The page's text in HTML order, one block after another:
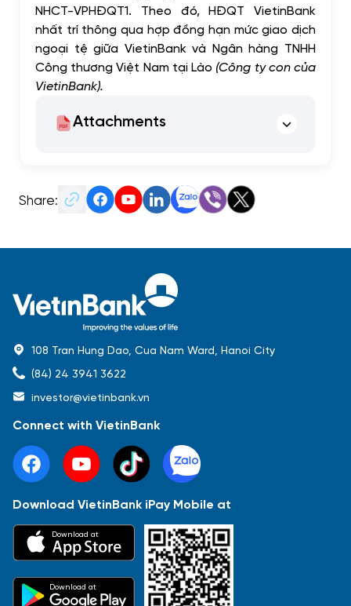
Báo cáo tài chính Thông tin giao dịch
Sự kiện
NHCT-VPHĐQT1. Theo đó, HĐQT VietinBank
nhất trí thông qua hợp đồng hạn mức giao dịch
ngoại tệ giữa VietinBank và Ngân hàng TNHH
Công thương Việt Nam tại Lào (Công ty con của
VietinBank).
Attachments
Share:
108 Tran Hung Dao, Cua Nam Ward, Hanoi City
(84) 24 3941 3622
investor@vietinbank.vn
Connect with VietinBank
Download VietinBank iPay Mobile at
Download at
Download at